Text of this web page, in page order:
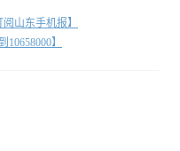
山东手机报】
】